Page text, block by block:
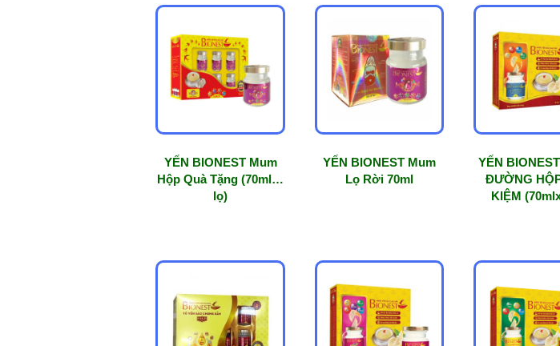
xếp
theo
YẾN BIONEST Mum
Hộp Quà Tặng (70mlx6
lọ)
YẾN BIONEST Mum
Lọ Rời 70ml
YẾN
ĐƯỜNG
KIỆM